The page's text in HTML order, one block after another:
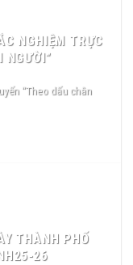
NGHIỆM TRỰC
NGƯỜI”
“Theo dấu chân
THÀNH PHỐ
26